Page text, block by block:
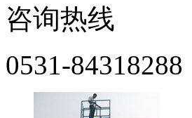
咨询热线
0531-84318288